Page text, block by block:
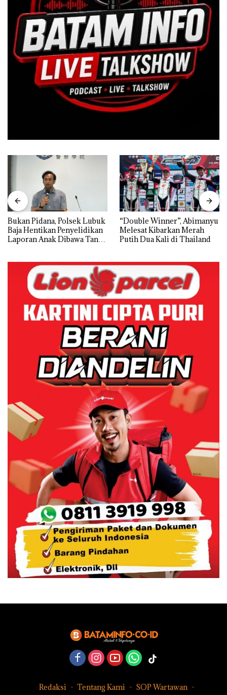
Bukan Pidana, Polsek Lubuk
Baja Hentikan Penyelidikan
Laporan Anak Dibawa Tanpa
“Double Winner”, Abimanyu
Melesat Kibarkan Merah
Putih Dua Kali di Thailand
Redaksi Tentang Kami
SOP Wartawan